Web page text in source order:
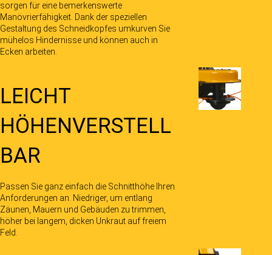
sorgen für eine bemerkenswerte
Manövrierfähigkeit. Dank der speziellen
Gestaltung des Schneidkopfes umkurven Sie
mühelos Hindernisse und können auch in
Ecken arbeiten.
LEICHT
HÖHENVERSTELL
BAR
Passen Sie ganz einfach die Schnitthöhe Ihren
Anforderungen an. Niedriger, um entlang
Zäunen, Mauern und Gebäuden zu trimmen,
höher bei langem, dicken Unkraut auf freiem
Feld.